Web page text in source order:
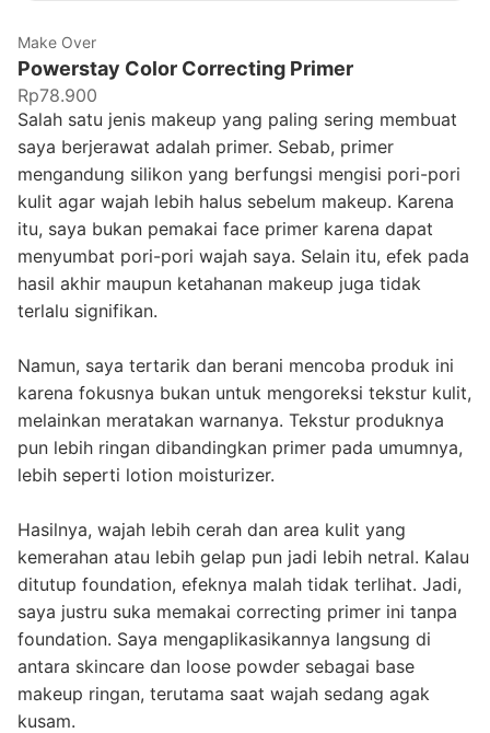
Make Over
Powerstay Color Correcting Primer
Rp78.900
Salah satu jenis makeup yang paling sering membuat
saya berjerawat adalah primer. Sebab, primer
mengandung silikon yang berfungsi mengisi pori-pori
kulit agar wajah lebih halus sebelum makeup. Karena
itu, saya bukan pemakai face primer karena dapat
menyumbat pori-pori wajah saya. Selain itu, efek pada
hasil akhir maupun ketahanan makeup juga tidak
terlalu signifikan.
Namun, saya tertarik dan berani mencoba produk ini
karena fokusnya bukan untuk mengoreksi tekstur kulit,
melainkan meratakan warnanya. Tekstur produknya
pun lebih ringan dibandingkan primer pada umumnya,
lebih seperti lotion moisturizer.
Hasilnya, wajah lebih cerah dan area kulit yang
kemerahan atau lebih gelap pun jadi lebih netral. Kalau
ditutup foundation, efeknya malah tidak terlihat. Jadi,
saya justru suka memakai correcting primer ini tanpa
foundation. Saya mengaplikasikannya langsung di
antara skincare dan loose powder sebagai base
makeup ringan, terutama saat wajah sedang agak
kusam.